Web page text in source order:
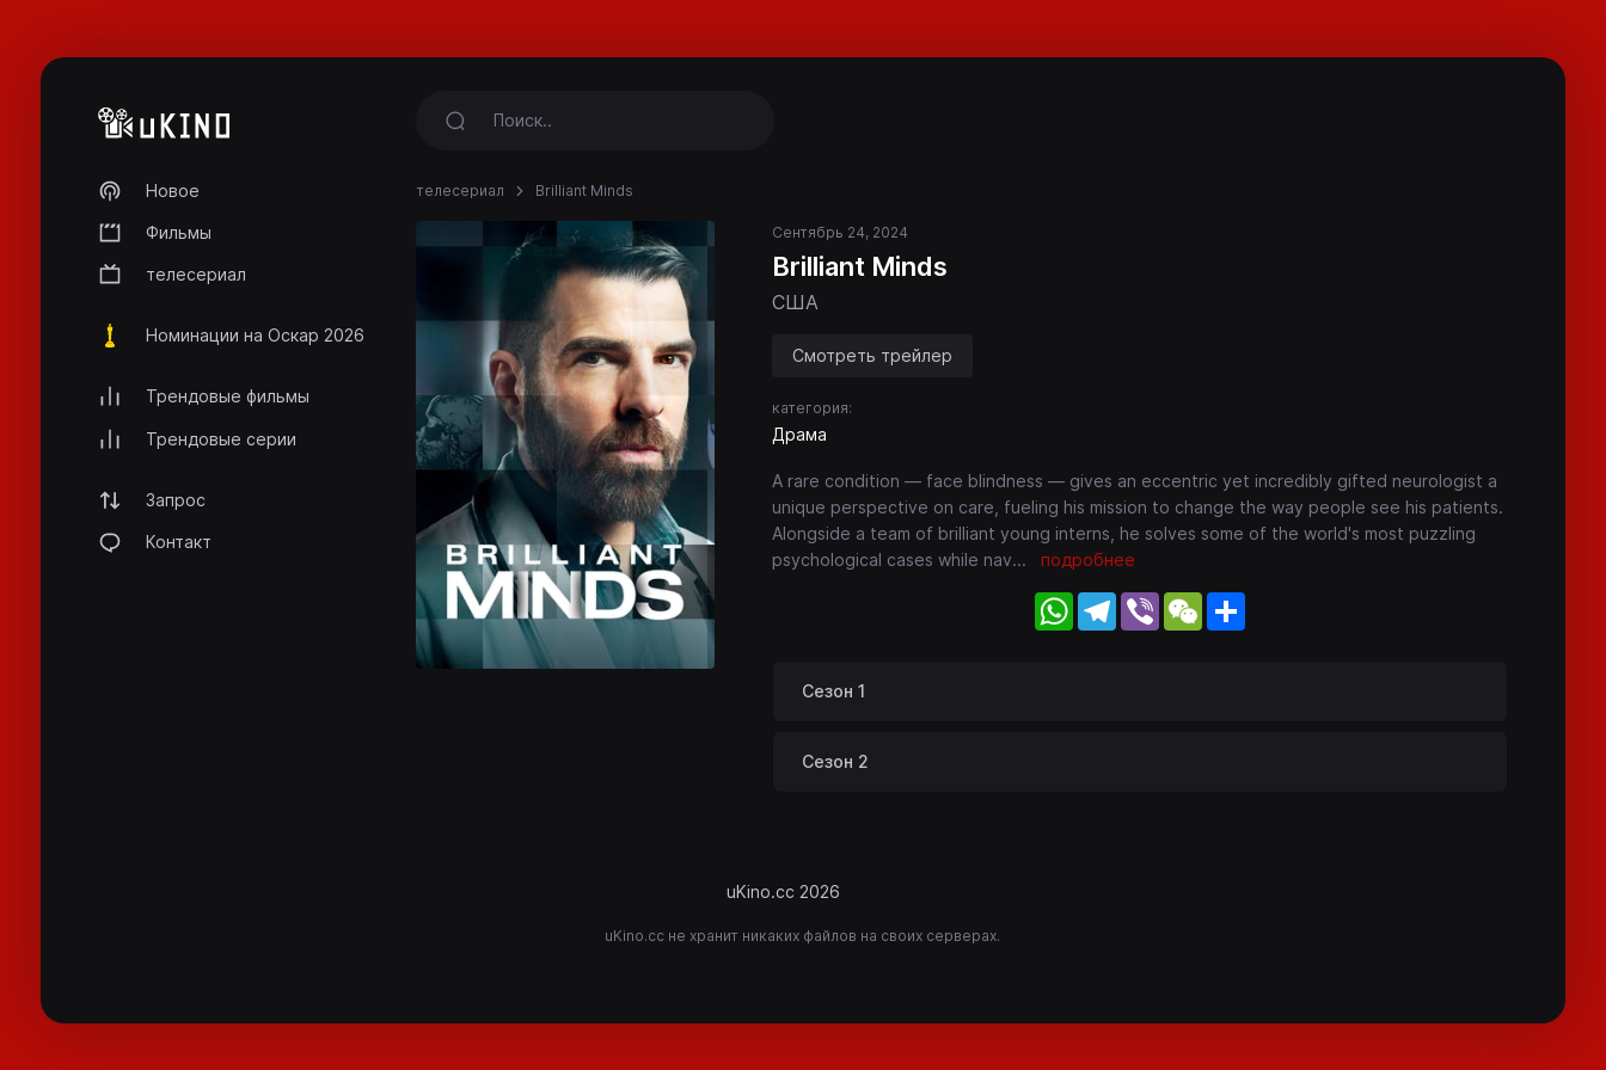
Новое
Фильмы
телесериал
Номинации на Оскар 2026
Трендовые фильмы
Трендовые серии
Запрос
Контакт
телесериал Brilliant Minds
Сентябрь 24, 2024
Brilliant Minds
США
Смотреть трейлер
категория:
Драма
A rare condition — face blindness — gives an eccentric yet incredibly gifted neurologist a
unique perspective on care, fueling his mission to change the way people see his patients.
Alongside a team of brilliant young interns, he solves some of the world's most puzzling
psychological cases while nav... подробнее
WhatsApp
Telegram
Viber WeChat
Сезон 1
Сезон 2
uKino.cc 2026
uKino.cc не хранит никаких файлов на своих серверах.